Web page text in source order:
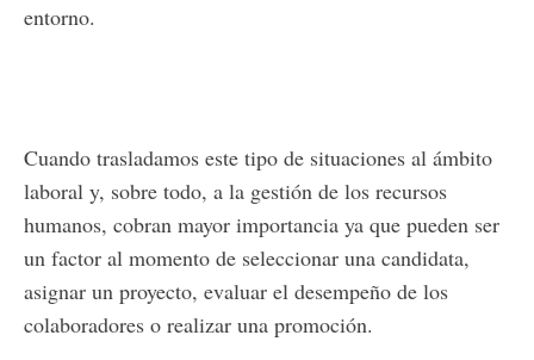
entorno.
Cuando trasladamos este tipo de situaciones al ámbito
laboral y, sobre todo, a la gestión de los recursos
humanos, cobran mayor importancia ya que pueden ser
un factor al momento de seleccionar una candidata,
asignar un proyecto, evaluar el desempeño de los
colaboradores o realizar una promoción.